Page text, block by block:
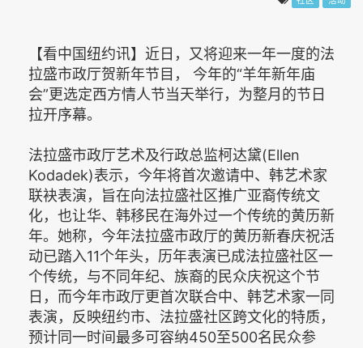
【看中国纽约讯】近日，又将迎来一年一度的法
拉盛市政厅贺新年节目， 今年的“羊年新年庙
会”更选定西方情人节当天举行，为整月的节日
拉开序幕。
法拉盛市政厅艺术及行政总监柯达黛(Ellen
Kodadek)表示，今年将首次邀请中、韩艺术家
联袂表演，旨在向法拉盛社区推广亚裔传统文
化，也让华、韩移民在海外过一个传统的黄历新
年。她称，今年法拉盛市政厅的黄历新春庆祝活
动已踏入11个年头，历年表演已成法拉盛社区一
个传统，与不同年纪、族裔的民众庆祝这个节
日，而今年市政厅更首次联合中、韩艺术家一同
表演，反映纽约市、法拉盛社区跨文化的特质，
预计同一时间最多可容纳450至500名民众参